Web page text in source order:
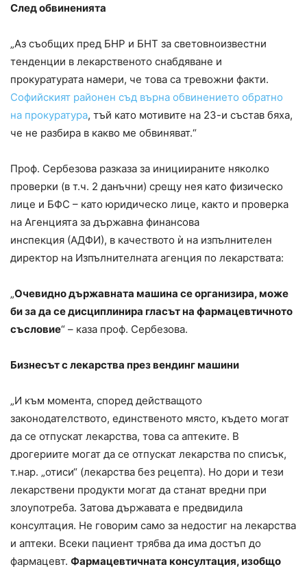
След обвиненията
„Аз съобщих пред БНР и БНТ за световноизвестни
тенденции в лекарственото снабдяване и
прокуратурата намери, че това са тревожни факти.
Софийският районен съд върна обвинението обратно
на прокуратура, тъй като мотивите на 23-и състав бяха,
че не разбира в какво ме обвиняват.“
Проф. Сербезова разказа за инициираните няколко
проверки (в т.ч. 2 данъчни) срещу нея като физическо
лице и БФС – като юридическо лице, както и проверка
на Агенцията за държавна финансова
инспекция (АДФИ), в качеството ѝ на изпълнителен
директор на Изпълнителната агенция по лекарствата:
„Очевидно държавната машина се организира, може
би за да се дисциплинира гласът на фармацевтичното
съсловие“ – каза проф. Сербезова.
Бизнесът с лекарства през вендинг машини
„И към момента, според действащото
законодателството, единственото място, където могат
да се отпускат лекарства, това са аптеките. В
дрогериите могат да се отпускат лекарства по списък,
т.нар. „отиси“ (лекарства без рецепта). Но дори и тези
лекарствени продукти могат да станат вредни при
злоупотреба. Затова държавата е предвидила
консултация. Не говорим само за недостиг на лекарства
и аптеки. Всеки пациент трябва да има достъп до
фармацевт. Фармацевтичната консултация, изобщо